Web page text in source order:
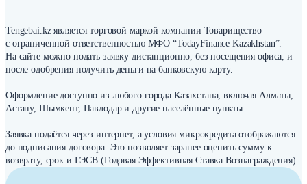
Tengebai.kz является торговой маркой компании Товарищество
с ограниченной ответственностью МФО “TodayFinance Kazakhstan”.
На сайте можно подать заявку дистанционно, без посещения офиса, и
после одобрения получить деньги на банковскую карту.
Оформление доступно из любого города Казахстана, включая Алматы,
Астану, Шымкент, Павлодар и другие населённые пункты.
Заявка подаётся через интернет, а условия микрокредита отображаются
до подписания договора. Это позволяет заранее оценить сумму к
возврату, срок и ГЭСВ (Годовая Эффективная Ставка Вознаграждения).